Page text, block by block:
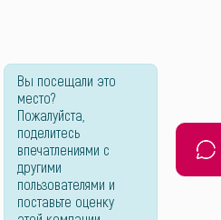
Вы посещали это
место?
Пожалуйста,
поделитесь
впечатлениями с
другими
пользователями и
поставьте оценку